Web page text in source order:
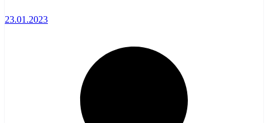
23.01.2023